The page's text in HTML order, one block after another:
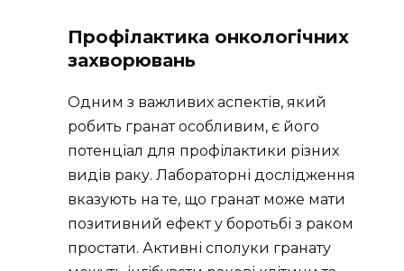
Профілактика онкологічних
захворювань
Одним з важливих аспектів, який
робить гранат особливим, є його
потенціал для профілактики різних
видів раку. Лабораторні дослідження
вказують на те, що гранат може мати
позитивний ефект у боротьбі з раком
простати. Активні сполуки гранату